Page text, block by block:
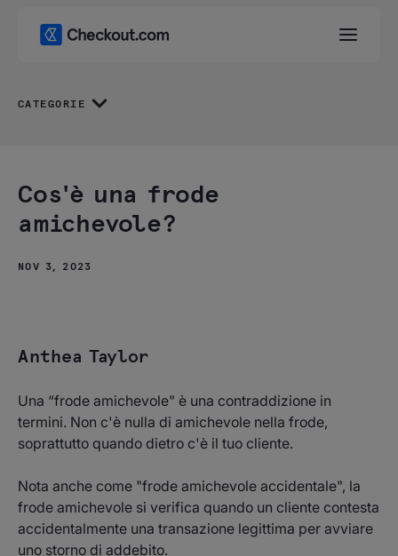
CATEGORIE
Cos'è una frode
amichevole?
NOV 3, 2023
Anthea Taylor
Una “frode amichevole" è una contraddizione in
termini. Non c'è nulla di amichevole nella frode,
soprattutto quando dietro c'è il tuo cliente.
Nota anche come "frode amichevole accidentale", la
frode amichevole si verifica quando un cliente contesta
accidentalmente una transazione legittima per avviare
uno storno di addebito.